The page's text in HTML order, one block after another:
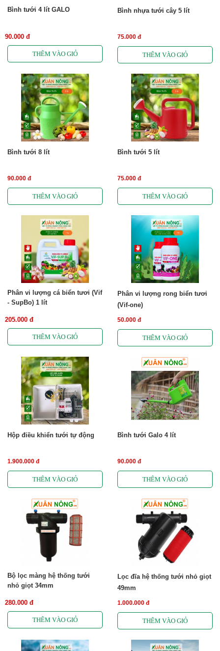
Bình tưới 4 lít GALO
90.000 đ
Bình nhựa tưới cây 5 lít
75.000 đ
Bình tưới 8 lít
90.000 đ
Bình tưới 5 lít
75.000 đ
Phân vi lượng cá biển tươi (Vif
- SupBo) 1 lít
205.000 đ
Phân vi lượng rong biển tươi
(Vif-one)
50.000 đ
Hộp điều khiển tưới tự động
1.900.000 đ
Bình tưới Galo 4 lít
90.000 đ
Bộ lọc màng hệ thống tưới
nhỏ giọt 34mm
280.000 đ
Lọc đĩa hệ thống tưới nhỏ giọt
49mm
1.000.000 đ